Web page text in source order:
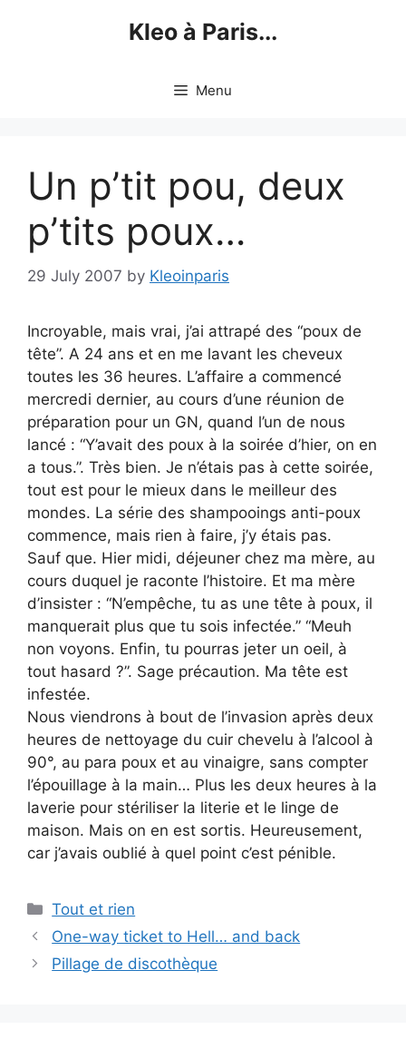
Kleo à Paris...
Menu
Un p’tit pou, deux
p’tits poux…
29 July 2007 by Kleoinparis
Incroyable, mais vrai, j’ai attrapé des “poux de
tête”. A 24 ans et en me lavant les cheveux
toutes les 36 heures. L’affaire a commencé
mercredi dernier, au cours d’une réunion de
préparation pour un GN, quand l’un de nous
lancé : “Y’avait des poux à la soirée d’hier, on en
a tous.”. Très bien. Je n’étais pas à cette soirée,
tout est pour le mieux dans le meilleur des
mondes. La série des shampooings anti-poux
commence, mais rien à faire, j’y étais pas.
Sauf que. Hier midi, déjeuner chez ma mère, au
cours duquel je raconte l’histoire. Et ma mère
d’insister : “N’empêche, tu as une tête à poux, il
manquerait plus que tu sois infectée.” “Meuh
non voyons. Enfin, tu pourras jeter un oeil, à
tout hasard ?”. Sage précaution. Ma tête est
infestée.
Nous viendrons à bout de l’invasion après deux
heures de nettoyage du cuir chevelu à l’alcool à
90°, au para poux et au vinaigre, sans compter
l’épouillage à la main… Plus les deux heures à la
laverie pour stériliser la literie et le linge de
maison. Mais on en est sortis. Heureusement,
car j’avais oublié à quel point c’est pénible.
Categories
Tout et rien
One-way ticket to Hell… and back
Pillage de discothèque